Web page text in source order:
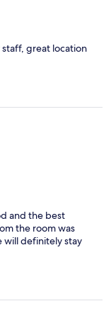
great location
and the best
the room was
will definitely stay